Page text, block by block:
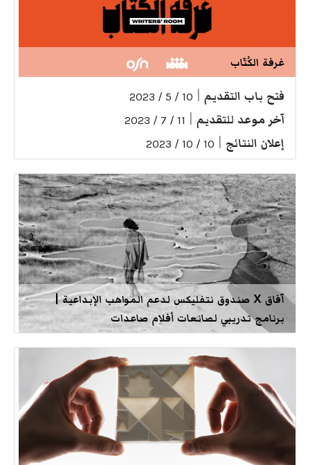
غرفة الكُتّاب
فتح باب التقديم 10 / 5 / 2023
آخر موعد للتقديم 11 / 7 / 2023
إعلان النتائج 10 / 10 / 2023
آفاق X صندوق نتفليكس لدعم المواهب الإبداعية |
برنامج تدريبي لصانعات أفلام صاعدات